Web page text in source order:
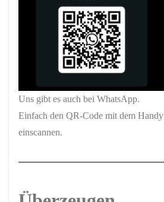
Uns gibt es auch bei WhatsApp.
Einfach den QR-Code mit dem Handy
einscannen.